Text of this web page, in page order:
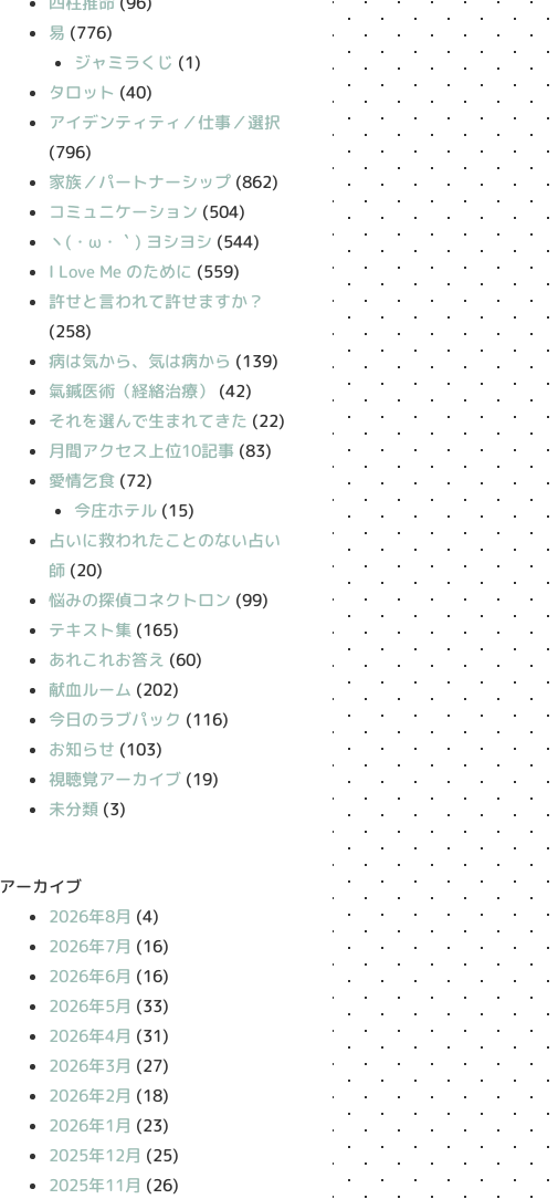
易 (776)
ジャミラくじ (1)
タロット (40)
アイデンティティ／仕事／選択
(796)
家族／パートナーシップ (862)
コミュニケーション (504)
丶(・ω・｀) ヨシヨシ (544)
I Love Me のために (559)
許せと言われて許せますか？
(258)
病は気から、気は病から (139)
氣鍼医術（経絡治療）
(42)
それを選んで生まれてきた (22)
月間アクセス上位10記事 (83)
愛情乞食 (72)
今庄ホテル(15)
占いに救われたことのない占い
師 (20)
悩みの探偵コネクトロン (99)
テキスト集 (165)
あれこれお答え (60)
献血ルーム (202)
今日のラブパック (116)
お知らせ (103)
視聴覚アーカイブ (19)
未分類 (3)
アーカイブ
2026年8月 (4)
2026年7月 (16)
2026年6月 (16)
2026年5月 (33)
2026年4月 (31)
2026年3月 (27)
2026年2月 (18)
2026年1月 (23)
2025年12月 (25)
2025年11月 (26)